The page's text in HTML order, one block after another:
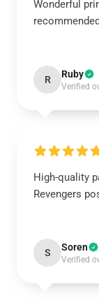
Wonderful
R Ruby
Verified
High-quality
Revengers
S Soren
Verified